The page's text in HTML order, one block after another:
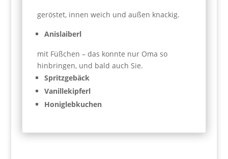
geröstet, innen weich und außen knackig.
Anislaiberl
mit Füßchen – das konnte nur Oma so
hinbringen, und bald auch Sie.
Spritzgebäck
Vanillekipferl
Honiglebkuchen